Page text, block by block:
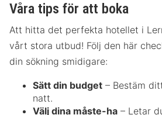
Våra tips för att boka
Att hitta det perfekta hotellet i
vårt stora utbud! Följ den här
din sökning smidigare:
Sätt din budget – Bestäm
natt.
Välj dina måste-ha – Letar